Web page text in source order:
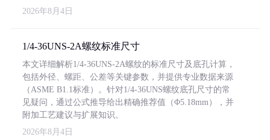
2026年8月4日
1/4-36UNS-2A螺纹标准尺寸
本文详细解析1/4-36UNS-2A螺纹的标准尺寸及底孔计算，
包括外径、螺距、公差等关键参数，并提供专业数据来源
（ASME B1.1标准）。针对1/4-36UNS螺纹底孔尺寸的常
见疑问，通过公式推导给出精确推荐值（Φ5.18mm），并
附加工艺建议与扩展知识。
2026年8月4日